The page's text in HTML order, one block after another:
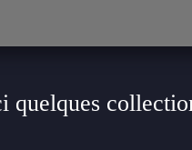
quelques